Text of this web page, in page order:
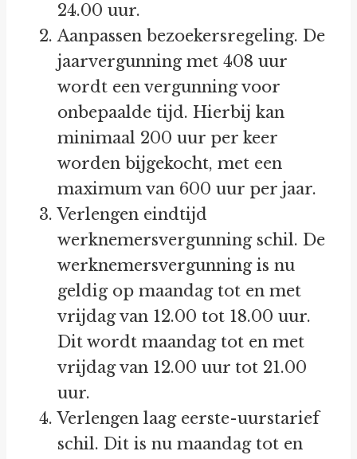
24.00 uur.
Aanpassen bezoekersregeling. De
jaarvergunning met 408 uur
wordt een vergunning voor
onbepaalde tijd. Hierbij kan
minimaal 200 uur per keer
worden bijgekocht, met een
maximum van 600 uur per jaar.
Verlengen eindtijd
werknemersvergunning schil. De
werknemersvergunning is nu
geldig op maandag tot en met
vrijdag van 12.00 tot 18.00 uur.
Dit wordt maandag tot en met
vrijdag van 12.00 uur tot 21.00
uur.
Verlengen laag eerste-uurstarief
schil. Dit is nu maandag tot en